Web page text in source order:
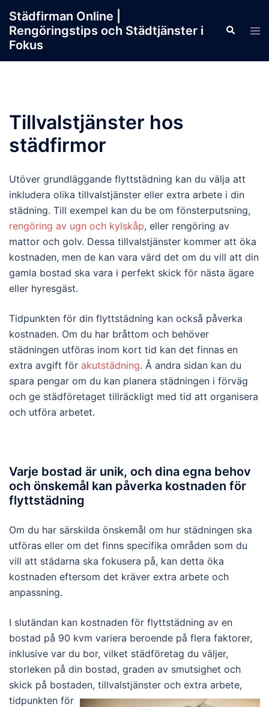
content
Städfirman Online |
Rengöringstips och Städtjänster i
Fokus
Search
Tillvalstjänster hos
städfirmor
Utöver grundläggande flyttstädning kan du välja att
inkludera olika tillvalstjänster eller extra arbete i din
städning. Till exempel kan du be om fönsterputsning,
rengöring av ugn och kylskåp, eller rengöring av
mattor och golv. Dessa tillvalstjänster kommer att öka
kostnaden, men de kan vara värd det om du vill att din
gamla bostad ska vara i perfekt skick för nästa ägare
eller hyresgäst.
Tidpunkten för din flyttstädning kan också påverka
kostnaden. Om du har bråttom och behöver
städningen utföras inom kort tid kan det finnas en
extra avgift för akutstädning. Å andra sidan kan du
spara pengar om du kan planera städningen i förväg
och ge städföretaget tillräckligt med tid att organisera
och utföra arbetet.
Varje bostad är unik, och dina egna behov
och önskemål kan påverka kostnaden för
flyttstädning
Om du har särskilda önskemål om hur städningen ska
utföras eller om det finns specifika områden som du
vill att städarna ska fokusera på, kan detta öka
kostnaden eftersom det kräver extra arbete och
anpassning.
I slutändan kan kostnaden för flyttstädning av en
bostad på 90 kvm variera beroende på flera faktorer,
inklusive var du bor, vilket städföretag du väljer,
storleken på din bostad, graden av smutsighet och
skick på bostaden, tillvalstjänster och extra arbete,
tidpunkten för